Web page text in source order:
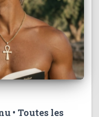
• Toutes les